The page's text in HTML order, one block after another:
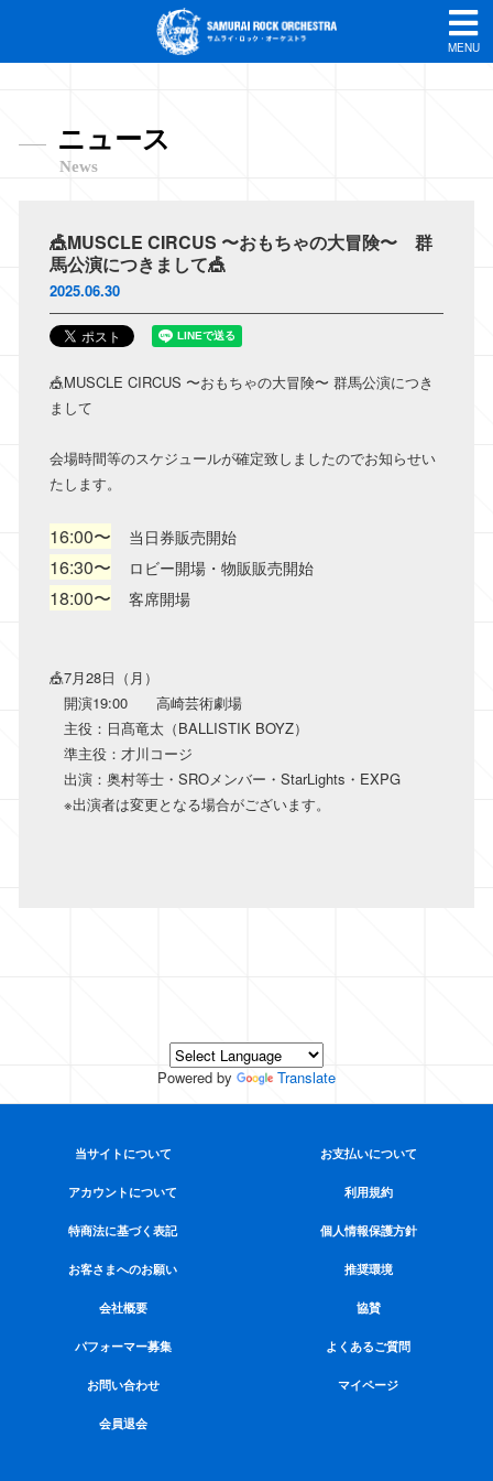
MENU
ニュース
News
🎪MUSCLE CIRCUS 〜おもちゃの大冒険〜 群
馬公演につきまして🎪
2025.06.30
🎪MUSCLE CIRCUS 〜おもちゃの大冒険〜 群馬公演につき
まして
会場時間等のスケジュールが確定致しましたのでお知らせい
たします。
16:00〜 当日券販売開始
16:30〜 ロビー開場・物販販売開始
18:00〜 客席開場
🎪7月28日（月）
開演19:00 高崎芸術劇場
主役：日髙竜太（BALLISTIK BOYZ）
準主役：才川コージ
出演：奥村等士・SROメンバー・StarLights・EXPG
※出演者は変更となる場合がございます。
Powered by Translate
当サイトについて お支払いについて
アカウントについて 利用規約
特商法に基づく表記 個人情報保護方針
お客さまへのお願い 推奨環境
会社概要 協賛
パフォーマー募集 よくあるご質問
お問い合わせ マイページ
会員退会